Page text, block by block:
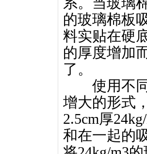
的玻璃棉板
料实贴在硬
的厚度增加
了。
使用不同
增大的形式
2.5cm厚
和在一起的